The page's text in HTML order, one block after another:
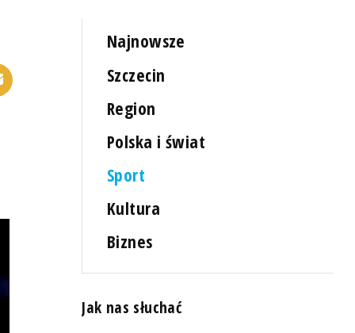
Najnowsze
Szczecin
Region
Polska i świat
Sport
Kultura
Biznes
Jak nas słuchać